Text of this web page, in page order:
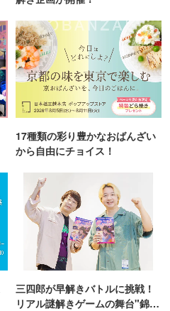
17種類の彩り豊かなおばんざい
から自由にチョイス！
三四郎が早解きバトルに挑戦！
リアル謎解きゲームの舞台"錦糸